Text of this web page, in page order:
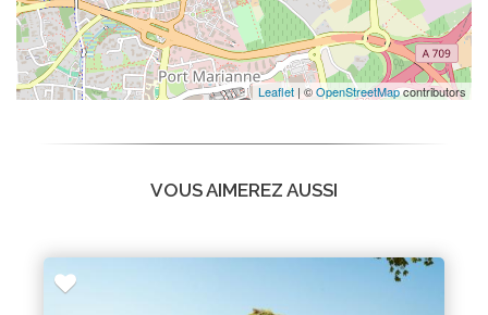
Leaflet | ©OpenStreetMapcontributors
VOUS AIMEREZ AUSSI